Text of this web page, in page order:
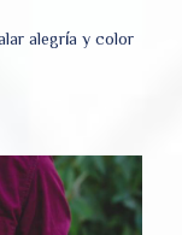
alegría y color